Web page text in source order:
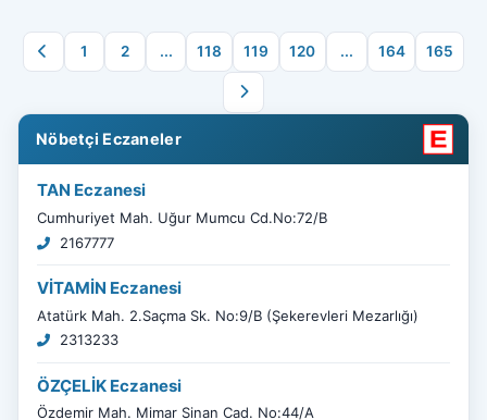
1 2 ... 118 119 120 ... 164 165
Nöbetçi Eczaneler
TAN Eczanesi
Cumhuriyet Mah. Uğur Mumcu Cd.No:72/B
2167777
VİTAMİN Eczanesi
Atatürk Mah. 2.Saçma Sk. No:9/B (Şekerevleri Mezarlığı)
2313233
ÖZÇELİK Eczanesi
Özdemir Mah. Mimar Sinan Cad. No:44/A